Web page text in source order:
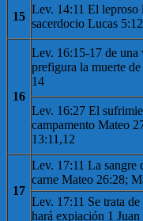
15
Lev. 14:11 El leproso
sacerdocio Lucas
16
Lev. 16:15-17 de una
prefigura la muerte
14
Lev. 16:27 El
campamento Mateo
13:11,12
17
Lev. 17:11 La sangre
carne Mateo 26:28;
Lev. 17:11 Se trata
hará expiación 1